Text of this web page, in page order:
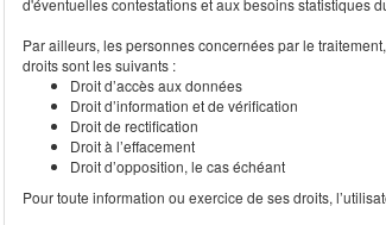
d'éventuelles contestations et aux besoins statistiques
Par ailleurs, les personnes concernées par le
droits sont les suivants :
Droit d’accès aux données
Droit d’information et de vérification
Droit de rectification
Droit à l’effacement
Droit d’opposition, le cas échéant
Pour toute information ou exercice de ses droits,